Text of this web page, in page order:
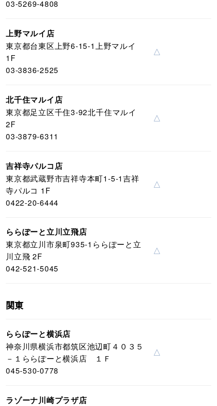
03-5269-4808
上野マルイ店
東京都台東区上野6-15-1上野マルイ
1F
03-3836-2525
△
北千住マルイ店
東京都足立区千住3-92北千住マルイ
2F
03-3879-6311
△
吉祥寺パルコ店
東京都武蔵野市吉祥寺本町1-5-1吉祥
寺パルコ 1F
0422-20-6444
△
ららぽーと立川立飛店
東京都立川市泉町935-1ららぽーと立
川立飛 2F
042-521-5045
△
関東
ららぽーと横浜店
神奈川県横浜市都筑区池辺町４０３５
－１ららぽーと横浜店 １Ｆ
045-530-0778
△
ラゾーナ川崎プラザ店